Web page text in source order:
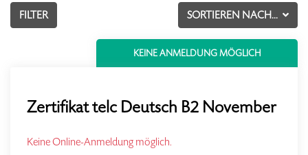
SORTIEREN NACH...
FILTER
KEINE ANMELDUNG MÖGLICH
Zertifikat telc Deutsch B2 November
Keine Online-Anmeldung möglich.